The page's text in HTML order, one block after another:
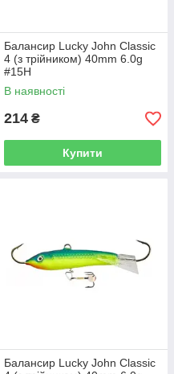
Балансир Lucky John Classic
4 (з трійником) 40mm 6.0g
#15H
В наявності
214 ₴
Купити
Балансир Lucky John Classic